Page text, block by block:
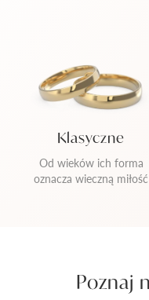
Klasyczne
Od wieków ich forma
oznacza wieczną miłość
Poznaj